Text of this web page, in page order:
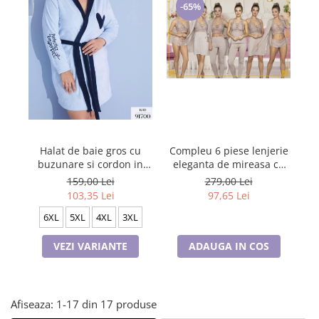
Lenjerii de pat pentru copii
Cadouri Cuplu
Fashion
Pijamale de CRACIUN
Pijamale de dama
Pijamale de barbati
Halate si capoate
WINTER Collection
Halate si pijamale Family
Seturi elegante femei
Umbrele
Pijamale de copii
Tricouri de craciun
Halat de baie gros cu
buzunare si cordon in
talie, design deosebit,
PIJ91700
159,00 Lei
103,35 Lei
6XL 5XL 4XL 3XL
VEZI VARIANTE
-65%
Compleu 6 piese lenjerie
eleganta de mireasa cu
camasa de
noapte,pijamale și
279,00 Lei
97,65 Lei
ADAUGA IN COS
Afiseaza: 1-17 din 17 produse